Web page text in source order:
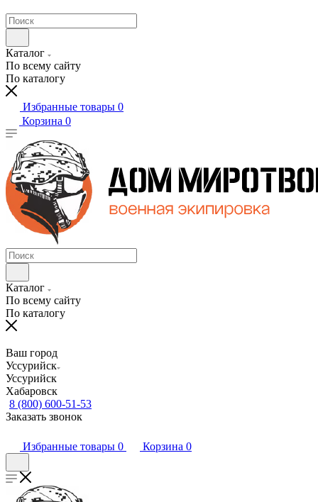
Каталог
По всему сайту
По каталогу
Избранные товары 0
Корзина 0
Каталог
По всему сайту
По каталогу
Ваш город
Уссурийск
Уссурийск
Хабаровск
8 (800) 600-51-53
Заказать звонок
Избранные товары 0 Корзина 0